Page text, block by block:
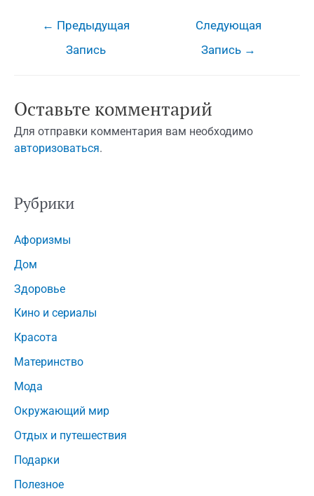
Навигация
← Предыдущая
Запись
Следующая
Запись →
Оставьте комментарий
Для отправки комментария вам необходимо
авторизоваться.
Рубрики
Афоризмы
Дом
Здоровье
Кино и сериалы
Красота
Материнство
Мода
Окружающий мир
Отдых и путешествия
Подарки
Полезное